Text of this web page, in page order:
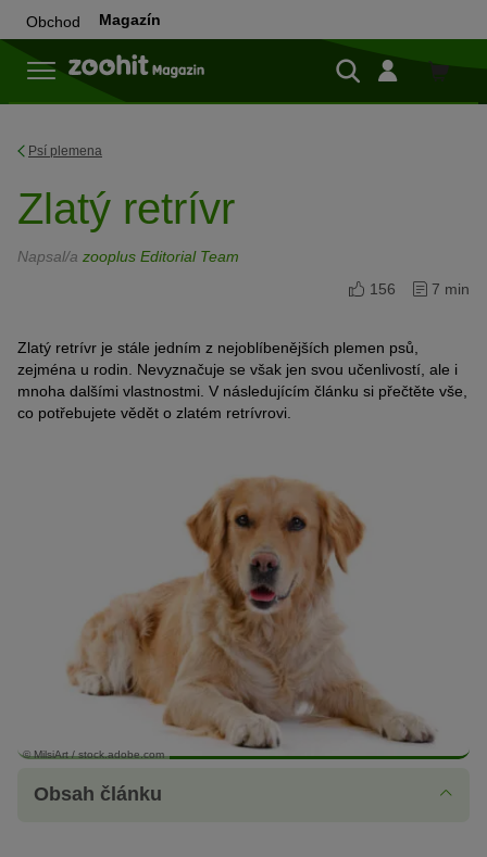
Obchod Magazín
Do
Psí plemena
Zlatý retrívr
Napsal/a zooplus Editorial Team
156
7 min
Zlatý retrívr je stále jedním z nejoblíbenějších plemen psů,
zejména u rodin. Nevyznačuje se však jen svou učenlivostí, ale i
mnoha dalšími vlastnostmi. V následujícím článku si přečtěte vše,
co potřebujete vědět o zlatém retrívrovi.
© MilsiArt / stock.adobe.com
Obsah článku